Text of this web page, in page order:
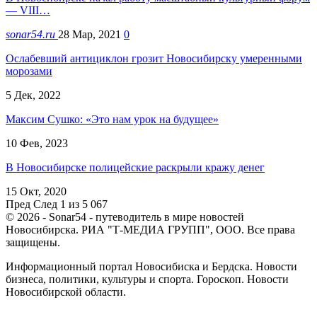
— VIII…
sonar54.ru 28 Мар, 2021 0
Ослабевший антициклон грозит Новосибирску умеренными
морозами
5 Дек, 2022
Максим Сушко: «Это нам урок на будущее»
10 Фев, 2023
В Новосибирске полицейские раскрыли кражу денег
15 Окт, 2020
Пред След 1 из 5 067
© 2026 - Sonar54 - путеводитель в мире новостей
Новосибирска. РИА "Т-МЕДИА ГРУПП", ООО. Все права
защищены.
Информационный портал Новосибиска и Бердска. Новости
бизнеса, политики, культуры и спорта. Гороскоп. Новости
Новосибирской области.